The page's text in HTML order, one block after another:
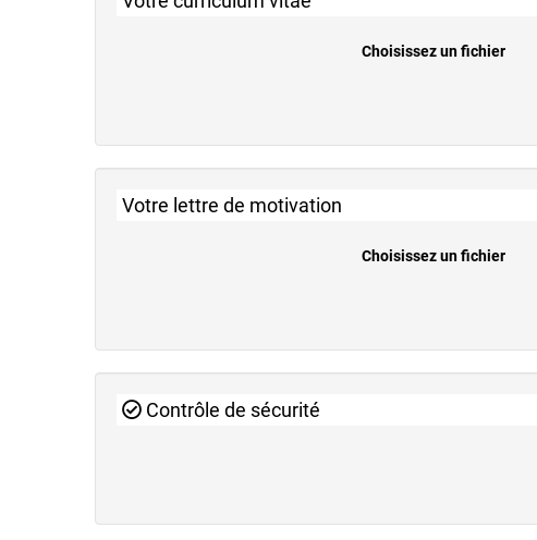
Choisissez un fichier
Votre lettre de motivation
Choisissez un fichier
Contrôle de sécurité